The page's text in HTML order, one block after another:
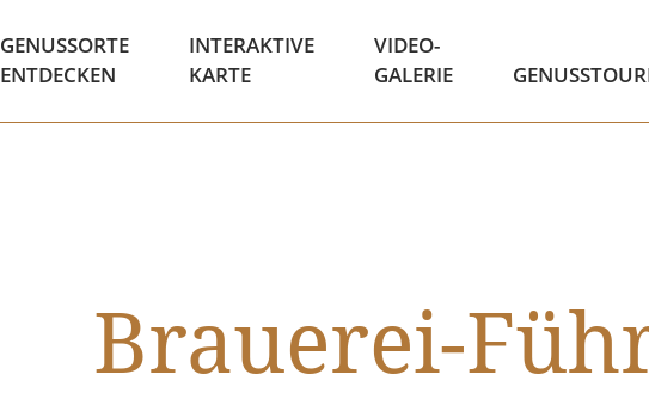
GENUSSORTE
ENTDECKEN
INTERAKTIVE
KARTE
VIDEO-
GALERIE
Brauerei-